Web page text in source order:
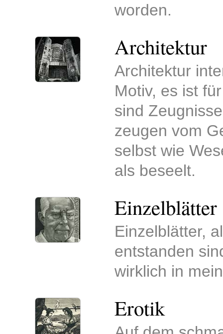
worden.
Architektur
Architektur
Motiv, es ist
sind
zeugen vom
selbst wie
als beseelt.
Einzelblätter
Einzelblätter,
entstanden
wirklich in
Erotik